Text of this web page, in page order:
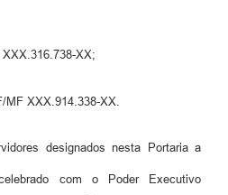
XX;
MF XXX.914.338-XX.
designados nesta Portaria a
com o Poder Executivo